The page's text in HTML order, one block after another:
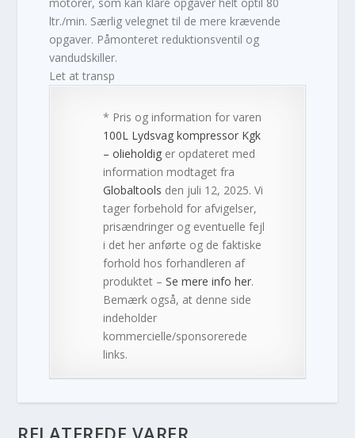
ltr./min. Særlig velegnet til de mere krævende
opgaver. Påmonteret reduktionsventil og
vandudskiller.
Let at transp
* Pris og information for varen
100L Lydsvag kompressor Kgk
– olieholdig er opdateret med
information modtaget fra
Globaltools den juli 12, 2025. Vi
tager forbehold for afvigelser,
prisændringer og eventuelle fejl
i det her anførte og de faktiske
forhold hos forhandleren af
produktet –Se mere info her.
Bemærk også, at denne side
indeholder
kommercielle/sponsorerede
links.
RELATEREDE VARER